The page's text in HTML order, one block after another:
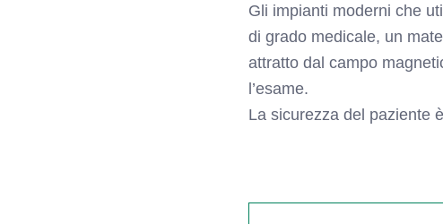
Gli impianti moderni che
di grado medicale, un
attratto dal campo
l’esame.
La sicurezza del paziente